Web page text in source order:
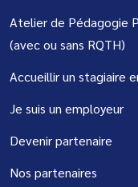
Atelier de Pédagogie
(avec ou sans RQTH)
Accueillir un stagiaire
Je suis un employeur
Devenir partenaire
Nos partenaires